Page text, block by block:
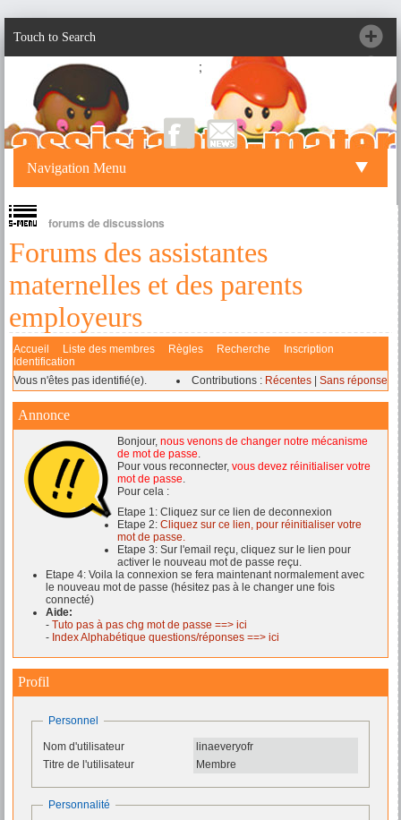
Touch to Search
;
Navigation Menu
forums de discussions
Forums des assistantes
maternelles et des parents
employeurs
Accueil Liste des membres Règles Recherche
Inscription
Identification
Vous n'êtes pas identifié(e).
Contributions : Récentes Sans réponse
Annonce
Bonjour, nous venons de changer notre mécanisme
de mot de passe.
Pour vous reconnecter, vous devez réinitialiser votre
mot de passe.
Pour cela :
Etape 1: Cliquez sur ce lien de deconnexion
Etape 2: Cliquez sur ce lien, pour réinitialiser votre
mot de passe.
Etape 3: Sur l'email reçu, cliquez sur le lien pour
activer le nouveau mot de passe reçu.
Etape 4: Voila la connexion se fera maintenant normalement avec
le nouveau mot de passe (hésitez pas à le changer une fois
connecté)
Aide:
- Tuto pas à pas chg mot de passe ==> ici
- Index Alphabétique questions/réponses ==> ici
Profil
Personnel
Nom d'utilisateur
linaeveryofr
Titre de l'utilisateur
Membre
Personnalité